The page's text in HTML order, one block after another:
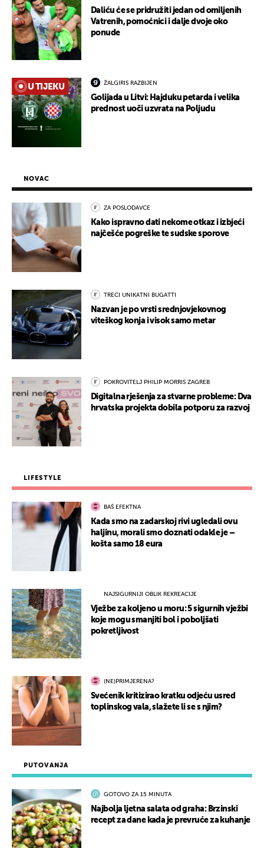
Daliću će se pridružiti jedan od omiljenih
Vatrenih, pomoćnici i dalje dvoje oko
ponude
U TIJEKU ŽALGIRIS RAZBIJEN
Golijada u Litvi: Hajduku petarda i velika
prednost uoči uzvrata na Poljudu
PUTOVANJA
GOTOVO ZA 15 MINUTA
Najbolja ljetna salata od graha: Brzinski
recept za dane kada je prevruće za kuhanje
NOVAC
ZA POSLODAVCE
Kako ispravno dati nekome otkaz i izbjeći
najčešće pogreške te sudske sporove
TREĆI UNIKATNI BUGATTI
Nazvan je po vrsti srednjovjekovnog
viteškog konja i visok samo metar
POKROVITELJ PHILIP MORRIS ZAGREB
Digitalna rješenja za stvarne probleme: Dva
hrvatska projekta dobila potporu za razvoj
LIFESTYLE
BAŠ EFEKTNA
Kada smo na zadarskoj rivi ugledali ovu
haljinu, morali smo doznati odakle je –
košta samo 18 eura
NAJSIGURNIJI OBLIK REKREACIJE
Vježbe za koljeno u moru: 5 sigurnih vježbi
koje mogu smanjiti bol i poboljšati
pokretljivost
(NE)PRIMJERENA?
Svećenik kritizirao kratku odjeću usred
toplinskog vala, slažete li se s njim?